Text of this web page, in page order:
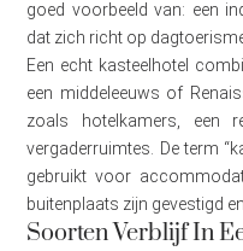
goed voorbeeld van: een
dat zich richt op
Een echt kasteelhotel
een middeleeuws of
zoals hotelkamers, een
vergaderruimtes. De term
gebruikt voor
buitenplaats zijn gevestigd
Soorten Verblijf In